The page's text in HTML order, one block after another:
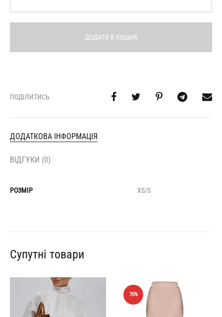
ДОДАТИ В КОШИК
ПОДІЛИТИСЬ
ДОДАТКОВА ІНФОРМАЦІЯ
ВІДГУКИ (0)
РОЗМІР XS/S
Супутні товари
70%